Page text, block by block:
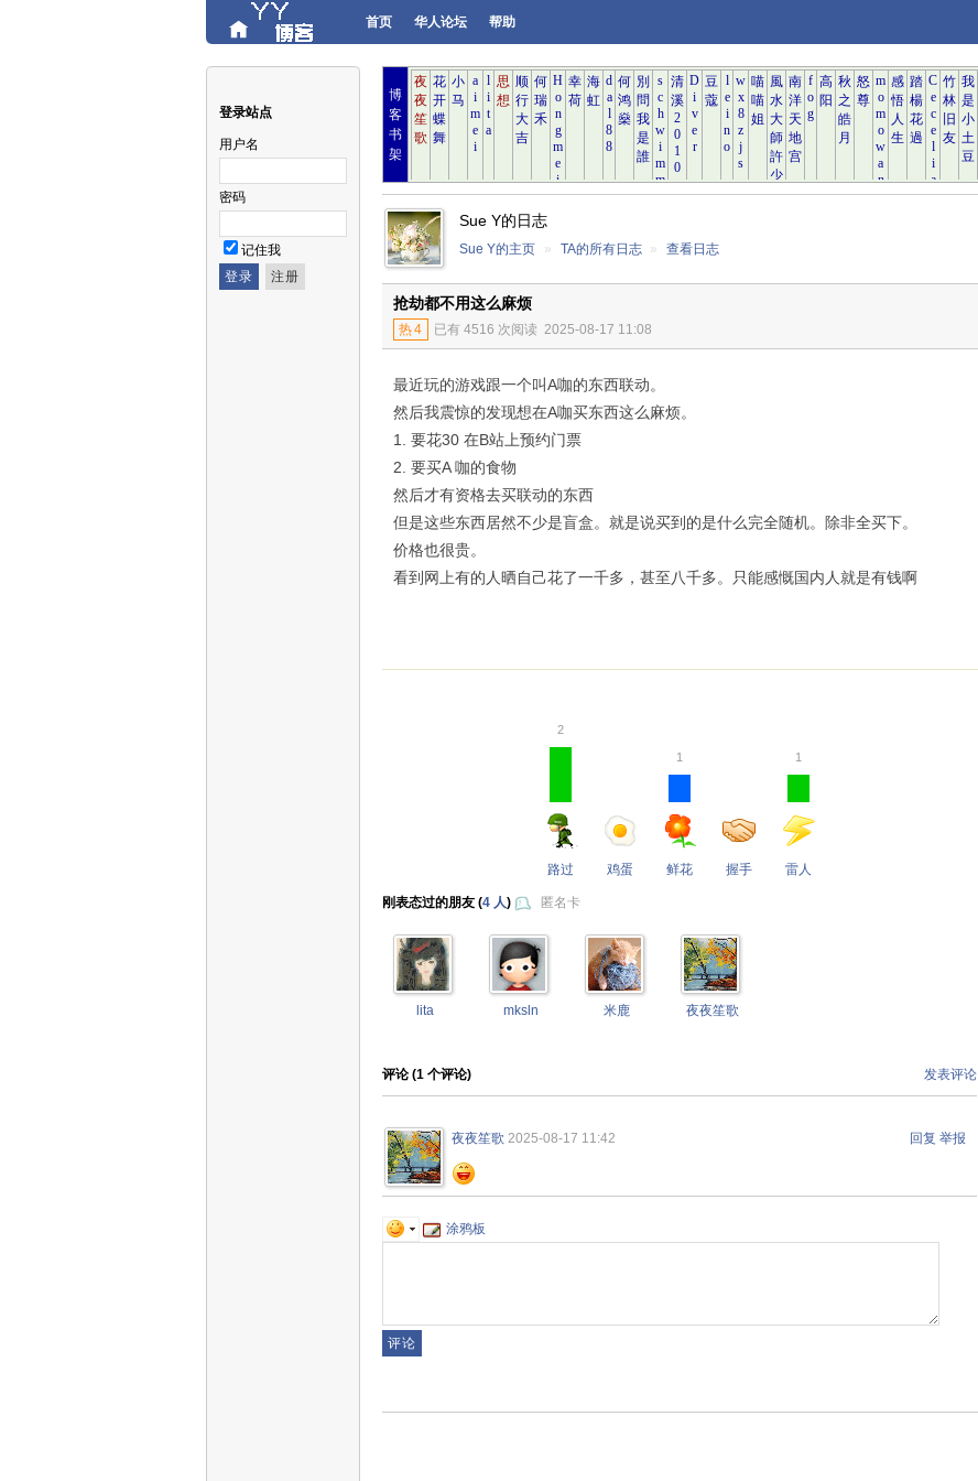
首页 华人论坛 帮助
登录站点
用户名
密码
记住我
博
客
书
架
Sue Y的日志
Sue Y的主页 » TA的所有日志 » 查看日志
抢劫都不用这么麻烦
热4 已有 4516 次阅读 2025-08-17 11:08
最近玩的游戏跟一个叫A咖的东西联动。
然后我震惊的发现想在A咖买东西这么麻烦。
1. 要花30 在B站上预约门票
2. 要买A 咖的食物
然后才有资格去买联动的东西
但是这些东西居然不少是盲盒。就是说买到的是什么完全随机。除非全买下。
价格也很贵。
看到网上有的人晒自己花了一千多，甚至八千多。只能感慨国内人就是有钱啊
2
路过 鸡蛋
1
鲜花 握手
1
雷人
刚表态过的朋友 (4 人) 匿名卡
lita mksln 米鹿 夜夜笙歌
发表评论
评论 (1 个评论)
回复 举报
夜夜笙歌 2025-08-17 11:42
涂鸦板